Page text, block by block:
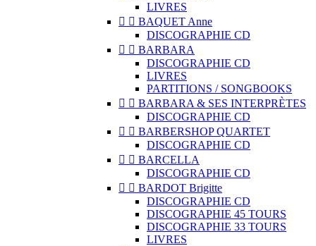
LIVRES
  BAQUET Anne
DISCOGRAPHIE CD
  BARBARA
DISCOGRAPHIE CD
LIVRES
PARTITIONS / SONGBOOKS
  BARBARA & SES INTERPRÈTES
DISCOGRAPHIE CD
  BARBERSHOP QUARTET
DISCOGRAPHIE CD
  BARCELLA
DISCOGRAPHIE CD
  BARDOT Brigitte
DISCOGRAPHIE CD
DISCOGRAPHIE 45 TOURS
DISCOGRAPHIE 33 TOURS
LIVRES